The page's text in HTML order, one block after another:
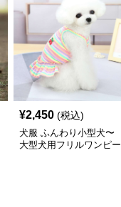
¥2,450 (税込)
犬服 ふんわり小型犬〜
大型犬用フリルワンピー